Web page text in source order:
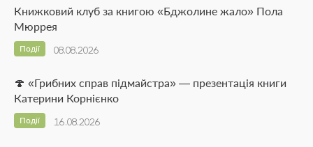
Книжковий клуб за книгою «Бджолине жало» Пола
Мюррея
08.08.2026
Події
🍄 «Грибних справ підмайстра» — презентація книги
Катерини Корнієнко
16.08.2026
Події